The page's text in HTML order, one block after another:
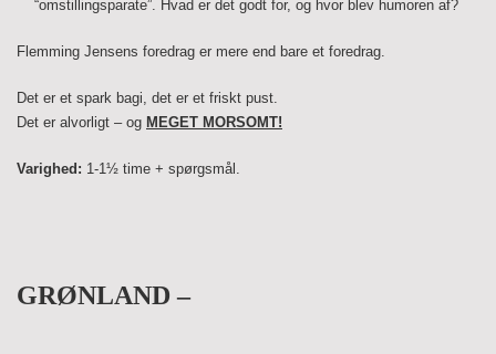
“omstillingsparate”. Hvad er det godt for, og hvor blev humoren af?
Flemming Jensens foredrag er mere end bare et foredrag.
Det er et spark bagi, det er et friskt pust.
Det er alvorligt – og MEGET MORSOMT!
Varighed: 1-1½ time + spørgsmål.
GRØNLAND –